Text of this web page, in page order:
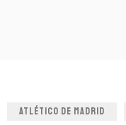
ATLÉTICO DE MADRID